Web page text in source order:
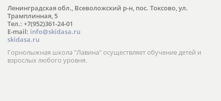
Ленинградская обл., Всеволожский р-н, пос. Токсово, ул.
Трамплинная, 5
Тел.: +7(952)361-24-01
E-mail: info@skidasa.ru
skidasa.ru
Горнолыжная школа "Лавина" осуществляет обучение детей и
взрослых любого уровня.